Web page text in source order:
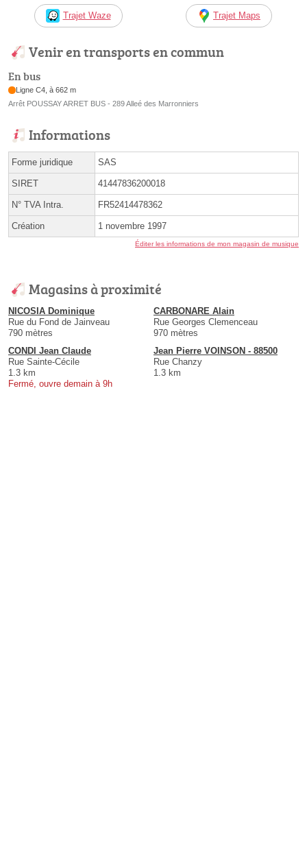
Trajet Waze Trajet Maps
Venir en transports en commun
En bus
Ligne C4, à 662 m
Arrêt POUSSAY ARRET BUS - 289 Alleé des Marronniers
Informations
Forme juridique SAS
SIRET 41447836200018
N° TVA Intra. FR52414478362
Création 1 novembre 1997
Éditer les informations de mon magasin de musique
Magasins à proximité
NICOSIA Dominique
Rue du Fond de Jainveau
790 mètres
CARBONARE Alain
Rue Georges Clemenceau
970 mètres
CONDI Jean Claude
Rue Sainte-Cécile
1.3 km
Fermé, ouvre demain à 9h
Jean Pierre VOINSON - 88500
Rue Chanzy
1.3 km